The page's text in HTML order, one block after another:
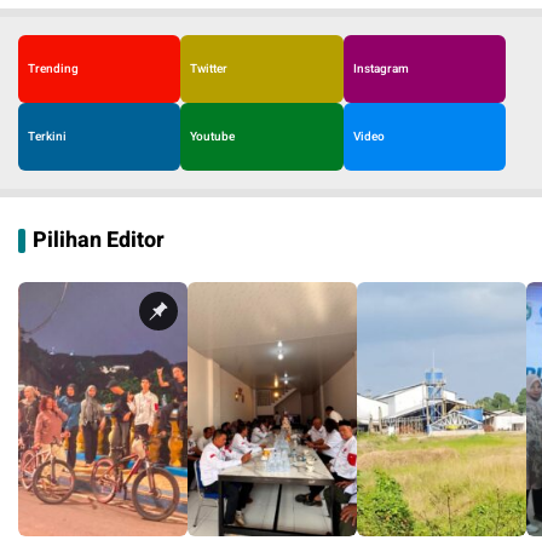
Trending Twitter Instagram
Terkini Youtube Video
Pilihan Editor